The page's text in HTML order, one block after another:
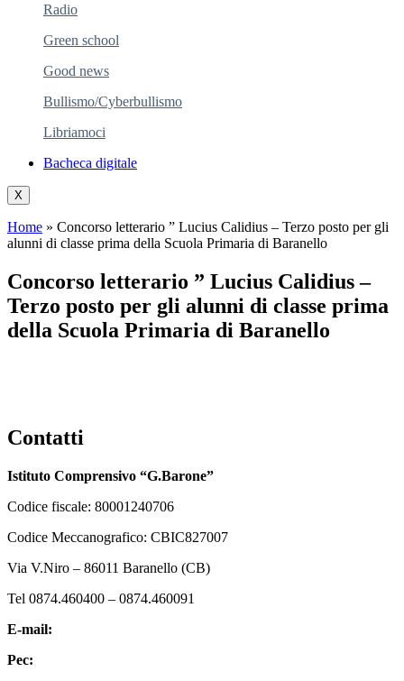
Radio
Green school
Good news
Bullismo/Cyberbullismo
Libriamoci
Bacheca digitale
X
Home » Concorso letterario ” Lucius Calidius – Terzo posto per gli
alunni di classe prima della Scuola Primaria di Baranello
Concorso letterario ” Lucius Calidius –
Terzo posto per gli alunni di classe prima
della Scuola Primaria di Baranello
Contatti
Istituto Comprensivo “G.Barone”
Codice fiscale: 80001240706
Codice Meccanografico: CBIC827007
Via V.Niro – 86011 Baranello (CB)
Tel 0874.460400 – 0874.460091
E-mail:
Pec: